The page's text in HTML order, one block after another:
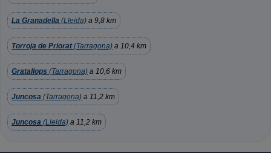
La Granadella (Lleida) a 9,8 km
Torroja de Priorat(Tarragona) a 10,4 km
Gratallops (Tarragona) a 10,6 km
Juncosa (Tarragona) a 11,2 km
Juncosa (Lleida) a 11,2 km